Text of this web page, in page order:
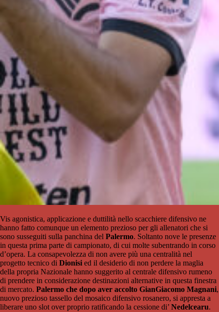
Vis agonistica, applicazione e duttilità nello scacchiere difensivo ne
hanno fatto comunque un elemento prezioso per gli allenatori che si
sono susseguiti sulla panchina del Palermo. Soltanto nove le presenze
in questa prima parte di campionato, di cui molte subentrando in corso
d’opera. La consapevolezza di non avere più una centralità nel
progetto tecnico di Dionisi ed il desiderio di non perdere la maglia
della propria Nazionale hanno suggerito al centrale difensivo rumeno
di prendere in considerazione destinazioni alternative in questa finestra
di mercato. Palermo che dopo aver accolto GianGiacomo Magnani,
nuovo prezioso tassello del mosaico difensivo rosanero, si appresta a
liberare uno slot over proprio ratificando la cessione di’ Nedelcearu.